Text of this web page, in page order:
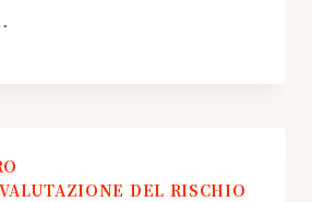
VALUTAZIONE DEL RISCHIO